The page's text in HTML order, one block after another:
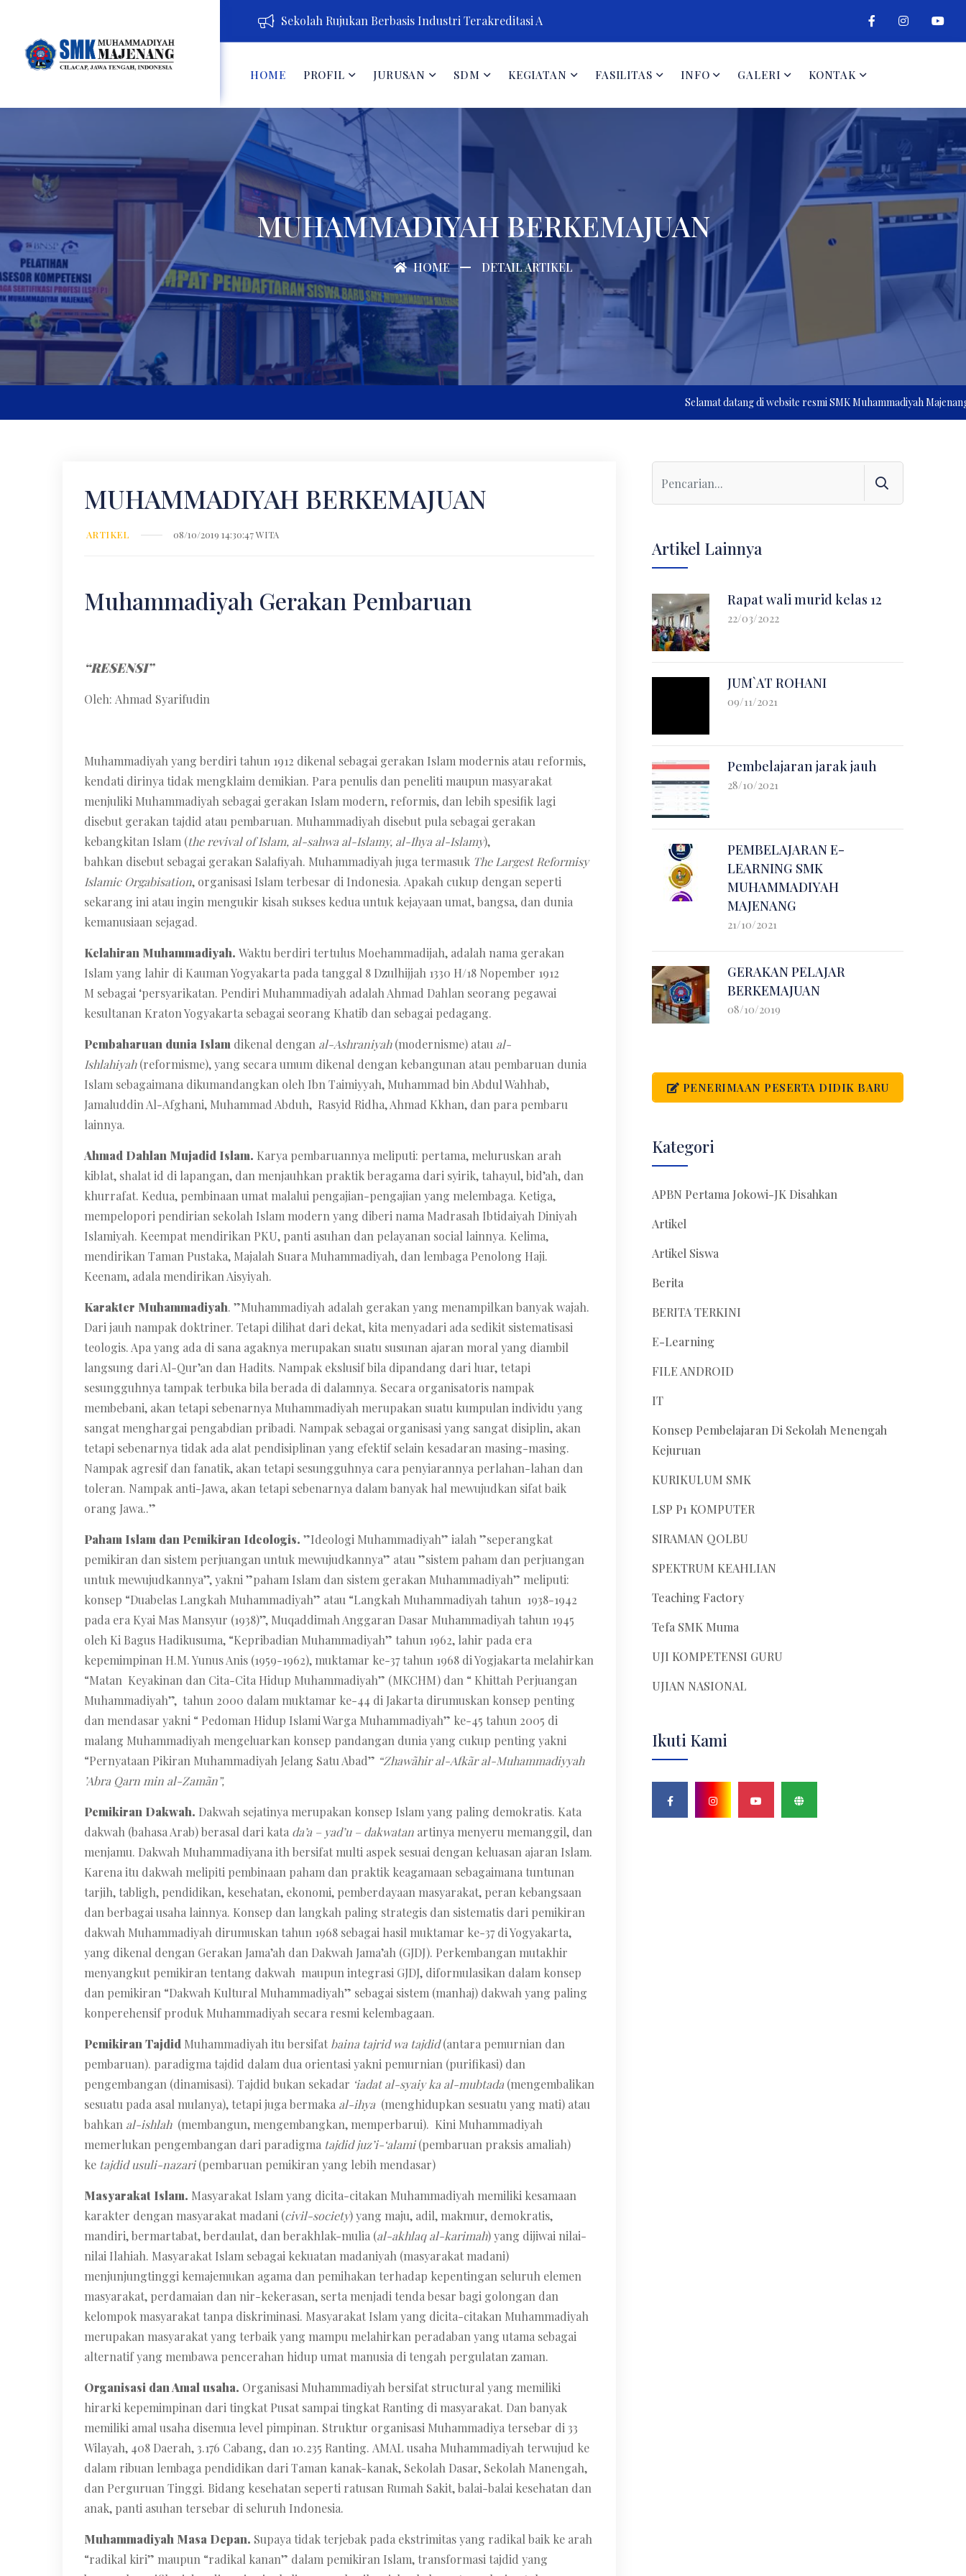
Sekolah Rujukan Berbasis Industri Terakreditasi A
HOME PROFIL JURUSAN SDM KEGIATAN FASILITAS INFO GALERI KONTAK
MUHAMMADIYAH BERKEMAJUAN
HOME DETAIL ARTIKEL
Selamat datang di website resmi SMK Muhammadiyah Majenang, kami
MUHAMMADIYAH BERKEMAJUAN
ARTIKEL 08/10/2019 14:30:47 WITA
Muhammadiyah Gerakan Pembaruan
“RESENSI”
Oleh: Ahmad Syarifudin
Muhammadiyah yang berdiri tahun 1912 dikenal sebagai gerakan Islam modernis atau reformis,
kendati dirinya tidak mengklaim demikian. Para penulis dan peneliti maupun masyarakat
menjuliki Muhammadiyah sebagai gerakan Islam modern, reformis, dan lebih spesifik lagi
disebut gerakan tajdid atau pembaruan. Muhammadiyah disebut pula sebagai gerakan
kebangkitan Islam (the revival of Islam, al-sahwa al-Islamy, al-Ihya al-Islamy),
bahkan disebut sebagai gerakan Salafiyah. Muhammadiyah juga termasuk The Largest Reformisy
Islamic Orgabisation, organisasi Islam terbesar di Indonesia. Apakah cukup dengan seperti
sekarang ini atau ingin mengukir kisah sukses kedua untuk kejayaan umat, bangsa, dan dunia
kemanusiaan sejagad.
Kelahiran Muhammadiyah. Waktu berdiri tertulus Moehammadijah, adalah nama gerakan
Islam yang lahir di Kauman Yogyakarta pada tanggal 8 Dzulhijjah 1330 H/18 Nopember 1912
M sebagai ‘persyarikatan. Pendiri Muhammadiyah adalah Ahmad Dahlan seorang pegawai
kesultanan Kraton Yogyakarta sebagai seorang Khatib dan sebagai pedagang.
Pembaharuan dunia Islam dikenal dengan al-Ashraniyah(modernisme) atau al-
Ishlahiyah(reformisme), yang secara umum dikenal dengan kebangunan atau pembaruan dunia
Islam sebagaimana dikumandangkan oleh Ibn Taimiyyah, Muhammad bin Abdul Wahhab,
Jamaluddin Al-Afghani, Muhammad Abduh, Rasyid Ridha, Ahmad Kkhan, dan para pembaru
lainnya.
Ahmad Dahlan Mujadid Islam. Karya pembaruannya meliputi: pertama, meluruskan arah
kiblat, shalat id di lapangan, dan menjauhkan praktik beragama dari syirik, tahayul, bid’ah, dan
khurrafat. Kedua, pembinaan umat malalui pengajian-pengajian yang melembaga. Ketiga,
mempelopori pendirian sekolah Islam modern yang diberi nama Madrasah Ibtidaiyah Diniyah
Islamiyah. Keempat mendirikan PKU, panti asuhan dan pelayanan social lainnya. Kelima,
mendirikan Taman Pustaka, Majalah Suara Muhammadiyah, dan lembaga Penolong Haji.
Keenam, adala mendirikan Aisyiyah.
Karakter Muhammadiyah. ”Muhammadiyah adalah gerakan yang menampilkan banyak wajah.
Dari jauh nampak doktriner. Tetapi dilihat dari dekat, kita menyadari ada sedikit sistematisasi
teologis. Apa yang ada di sana agaknya merupakan suatu susunan ajaran moral yang diambil
langsung dari Al-Qur’an dan Hadits. Nampak ekslusif bila dipandang dari luar, tetapi
sesungguhnya tampak terbuka bila berada di dalamnya. Secara organisatoris nampak
membebani, akan tetapi sebenarnya Muhammadiyah merupakan suatu kumpulan individu yang
sangat menghargai pengabdian pribadi. Nampak sebagai organisasi yang sangat disiplin, akan
tetapi sebenarnya tidak ada alat pendisiplinan yang efektif selain kesadaran masing-masing.
Nampak agresif dan fanatik, akan tetapi sesungguhnya cara penyiarannya perlahan-lahan dan
toleran. Nampak anti-Jawa, akan tetapi sebenarnya dalam banyak hal mewujudkan sifat baik
orang Jawa..”
Paham Islam dan Pemikiran Ideologis. ”Ideologi Muhammadiyah” ialah ”seperangkat
pemikiran dan sistem perjuangan untuk mewujudkannya” atau ”sistem paham dan perjuangan
untuk mewujudkannya”, yakni ”paham Islam dan sistem gerakan Muhammadiyah” meliputi:
konsep “Duabelas Langkah Muhammadiyah” atau “Langkah Muhammadiyah tahun 1938-1942
pada era Kyai Mas Mansyur (1938)”, Muqaddimah Anggaran Dasar Muhammadiyah tahun 1945
oleh Ki Bagus Hadikusuma, “Kepribadian Muhammadiyah” tahun 1962, lahir pada era
kepemimpinan H.M. Yunus Anis (1959-1962), muktamar ke-37 tahun 1968 di Yogjakarta melahirkan
“Matan Keyakinan dan Cita-Cita Hidup Muhammadiyah” (MKCHM) dan “ Khittah Perjuangan
Muhammadiyah”, tahun 2000 dalam muktamar ke-44 di Jakarta dirumuskan konsep penting
dan mendasar yakni “ Pedoman Hidup Islami Warga Muhammadiyah” ke-45 tahun 2005 di
malang Muhammadiyah mengeluarkan konsep pandangan dunia yang cukup penting yakni
“Pernyataan Pikiran Muhammadiyah Jelang Satu Abad” “Zhawãhir al-Afkãr al-Muhammadiyyah
’Abra Qarn min al-Zamãn”,
Pemikiran Dakwah. Dakwah sejatinya merupakan konsep Islam yang paling demokratis. Kata
dakwah (bahasa Arab) berasal dari kata da’a – yad’u – dakwatan artinya menyeru memanggil, dan
menjamu. Dakwah Muhammadiyana ith bersifat multi aspek sesuai dengan keluasan ajaran Islam.
Karena itu dakwah melipiti pembinaan paham dan praktik keagamaan sebagaimana tuntunan
tarjih, tabligh, pendidikan, kesehatan, ekonomi, pemberdayaan masyarakat, peran kebangsaan
dan berbagai usaha lainnya. Konsep dan langkah paling strategis dan sistematis dari pemikiran
dakwah Muhammadiyah dirumuskan tahun 1968 sebagai hasil muktamar ke-37 di Yogyakarta,
yang dikenal dengan Gerakan Jama’ah dan Dakwah Jama’ah (GJDJ). Perkembangan mutakhir
menyangkut pemikiran tentang dakwah maupun integrasi GJDJ, diformulasikan dalam konsep
dan pemikiran “Dakwah Kultural Muhammadiyah” sebagai sistem (manhaj) dakwah yang paling
konperehensif produk Muhammadiyah secara resmi kelembagaan.
Pemikiran Tajdid Muhammadiyah itu bersifat baina tajrid wa tajdid(antara pemurnian dan
pembaruan). paradigma tajdid dalam dua orientasi yakni pemurnian (purifikasi) dan
pengembangan (dinamisasi). Tajdid bukan sekadar ‘iadat al-syaiy ka al-mubtada (mengembalikan
sesuatu pada asal mulanya), tetapi juga bermaka al-ihya (menghidupkan sesuatu yang mati) atau
bahkan al-ishlah (membangun, mengembangkan, memperbarui). Kini Muhammadiyah
memerlukan pengembangan dari paradigma tajdid juz’i-‘alami(pembaruan praksis amaliah)
ke tajdid usuli-nazari(pembaruan pemikiran yang lebih mendasar)
Masyarakat Islam. Masyarakat Islam yang dicita-citakan Muhammadiyah memiliki kesamaan
karakter dengan masyarakat madani (civil-society) yang maju, adil, makmur, demokratis,
mandiri, bermartabat, berdaulat, dan berakhlak-mulia (al-akhlaq al-karimah) yang dijiwai nilai-
nilai Ilahiah. Masyarakat Islam sebagai kekuatan madaniyah (masyarakat madani)
menjunjungtinggi kemajemukan agama dan pemihakan terhadap kepentingan seluruh elemen
masyarakat, perdamaian dan nir-kekerasan, serta menjadi tenda besar bagi golongan dan
kelompok masyarakat tanpa diskriminasi. Masyarakat Islam yang dicita-citakan Muhammadiyah
merupakan masyarakat yang terbaik yang mampu melahirkan peradaban yang utama sebagai
alternatif yang membawa pencerahan hidup umat manusia di tengah pergulatan zaman.
Organisasi dan Amal usaha. Organisasi Muhammadiyah bersifat structural yang memiliki
hirarki kepemimpinan dari tingkat Pusat sampai tingkat Ranting di masyarakat. Dan banyak
memiliki amal usaha disemua level pimpinan. Struktur organisasi Muhammadiya tersebar di 33
Wilayah, 408 Daerah, 3.176 Cabang, dan 10.235 Ranting. AMAL usaha Muhammadiyah terwujud ke
dalam ribuan lembaga pendidikan dari Taman kanak-kanak, Sekolah Dasar, Sekolah Manengah,
dan Perguruan Tinggi. Bidang kesehatan seperti ratusan Rumah Sakit, balai-balai kesehatan dan
anak, panti asuhan tersebar di seluruh Indonesia.
Muhammadiyah Masa Depan. Supaya tidak terjebak pada ekstrimitas yang radikal baik ke arah
“radikal kiri” maupun “radikal kanan” dalam pemikiran Islam, transformasi tajdid yang
Artikel Lainnya
Rapat wali murid kelas 12
22/03/2022
JUM`AT ROHANI
09/11/2021
Pembelajaran jarak jauh
28/10/2021
PEMBELAJARAN E-
LEARNING SMK
MUHAMMADIYAH
MAJENANG
21/10/2021
GERAKAN PELAJAR
BERKEMAJUAN
08/10/2019
PENERIMAAN PESERTA DIDIK BARU
Kategori
APBN Pertama Jokowi-JK Disahkan
Artikel
Artikel Siswa
Berita
BERITA TERKINI
E-Learning
FILE ANDROID
IT
Konsep Pembelajaran Di Sekolah Menengah
Kejuruan
KURIKULUM SMK
LSP P1 KOMPUTER
SIRAMAN QOLBU
SPEKTRUM KEAHLIAN
Teaching Factory
Tefa SMK Muma
UJI KOMPETENSI GURU
UJIAN NASIONAL
Ikuti Kami